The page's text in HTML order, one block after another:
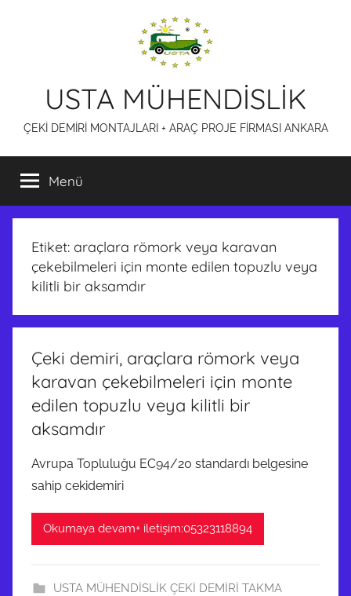
USTA MÜHENDİSLİK
ÇEKİ DEMİRİ MONTAJLARI + ARAÇ PROJE FİRMASI ANKARA
Menü
Etiket: araçlara römork veya karavan
çekebilmeleri için monte edilen topuzlu veya
kilitli bir aksamdır
Çeki demiri, araçlara römork veya
karavan çekebilmeleri için monte
edilen topuzlu veya kilitli bir
aksamdır
Avrupa Topluluğu EC94/20 standardı belgesine
sahip cekidemiri
Okumaya devam+ iletişim:05323118894
USTA MÜHENDİSLİK ÇEKİ DEMİRİ TAKMA